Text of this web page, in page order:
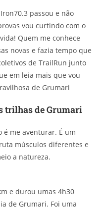
passou e não
vou curtindo com o
Quem me conhece
novas e fazia tempo que
de TrailRun junto
em leia mais que vou
de Grumari
trilhas de Grumari
é me aventurar. É um
músculos diferentes e
a natureza.
e durou umas 4h30
de Grumari. Foi uma